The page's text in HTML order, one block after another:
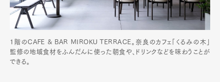
1階のCAFE & BAR MIROKU TERRACE。奈良のカフェ「くるみの木」
監修の地域食材をふんだんに使った朝食や、ドリンクなどを味わうことが
できる。